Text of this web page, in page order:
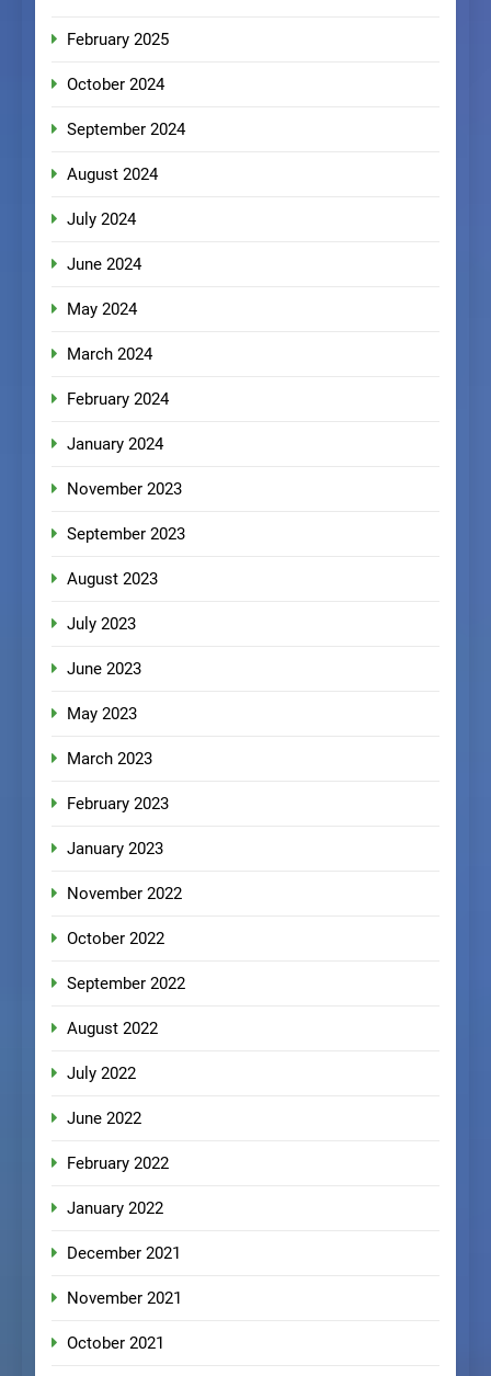
February 2025
October 2024
September 2024
August 2024
July 2024
June 2024
May 2024
March 2024
February 2024
January 2024
November 2023
September 2023
August 2023
July 2023
June 2023
May 2023
March 2023
February 2023
January 2023
November 2022
October 2022
September 2022
August 2022
July 2022
June 2022
February 2022
January 2022
December 2021
November 2021
October 2021